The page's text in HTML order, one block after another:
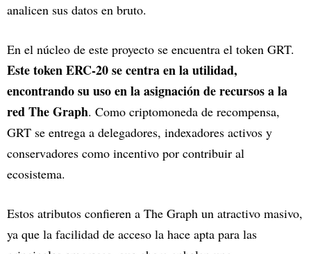
analicen sus datos en bruto.
En el núcleo de este proyecto se encuentra el token GRT.
Este token ERC-20 se centra en la utilidad,
encontrando su uso en la asignación de recursos a la
red The Graph. Como criptomoneda de recompensa,
GRT se entrega a delegadores, indexadores activos y
conservadores como incentivo por contribuir al
ecosistema.
Estos atributos confieren a The Graph un atractivo masivo,
ya que la facilidad de acceso la hace apta para las